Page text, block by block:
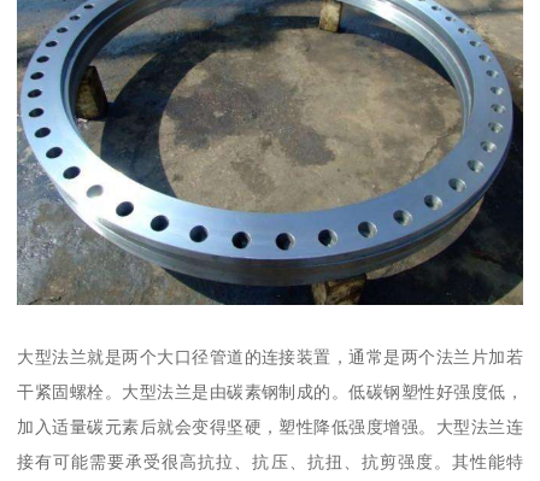
大型法兰就是两个大口径管道的连接装置，通常是两个法兰片加若
干紧固螺栓。大型法兰是由碳素钢制成的。低碳钢塑性好强度低，
加入适量碳元素后就会变得坚硬，塑性降低强度增强。大型法兰连
接有可能需要承受很高抗拉、抗压、抗扭、抗剪强度。其性能特